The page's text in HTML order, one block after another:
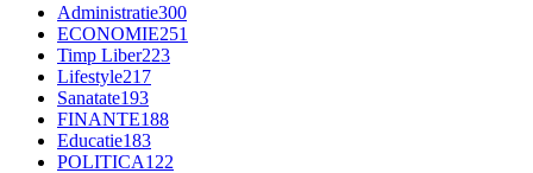
Administratie300
ECONOMIE251
Timp Liber223
Lifestyle217
Sanatate193
FINANTE188
Educatie183
POLITICA122